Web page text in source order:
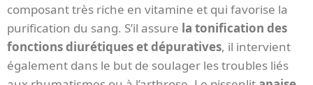
composant très riche en vitamine et qui favorise la
purification du sang. S’il assure la tonification des
fonctions diurétiques et dépuratives, il intervient
également dans le but de soulager les troubles liés